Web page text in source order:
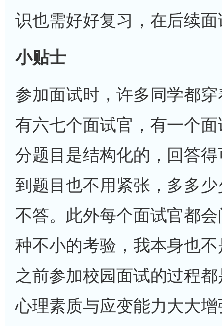
识也需好好复习，在后续
小贴士
参加面试时，许多同学都
有六七个面试官，有一个
分题目是结构化的，回答
到题目也不用紧张，多多
不答。此外每个面试官都
种不小的考验，我本身也
之前参加校园面试的过程
心理素质与应变能力大大